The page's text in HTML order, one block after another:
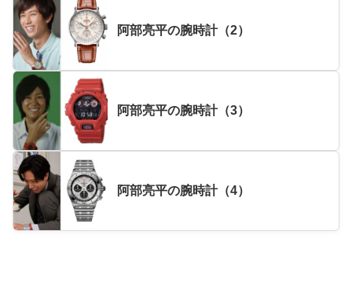
阿部亮平の腕時計（2）
阿部亮平の腕時計（3）
阿部亮平の腕時計（4）